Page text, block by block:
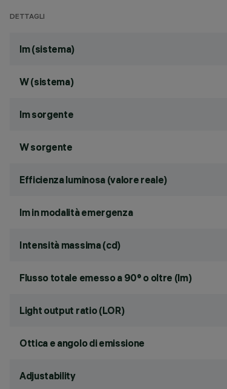
DETTAGLI
lm (sistema)
W (sistema)
lm sorgente
W sorgente
Efficienza luminosa (valore reale)
lm in modalità emergenza
Intensità massima (cd)
Flusso totale emesso a 90° o oltre (lm)
Light output ratio (LOR)
Ottica e angolo di emissione
Adjustability